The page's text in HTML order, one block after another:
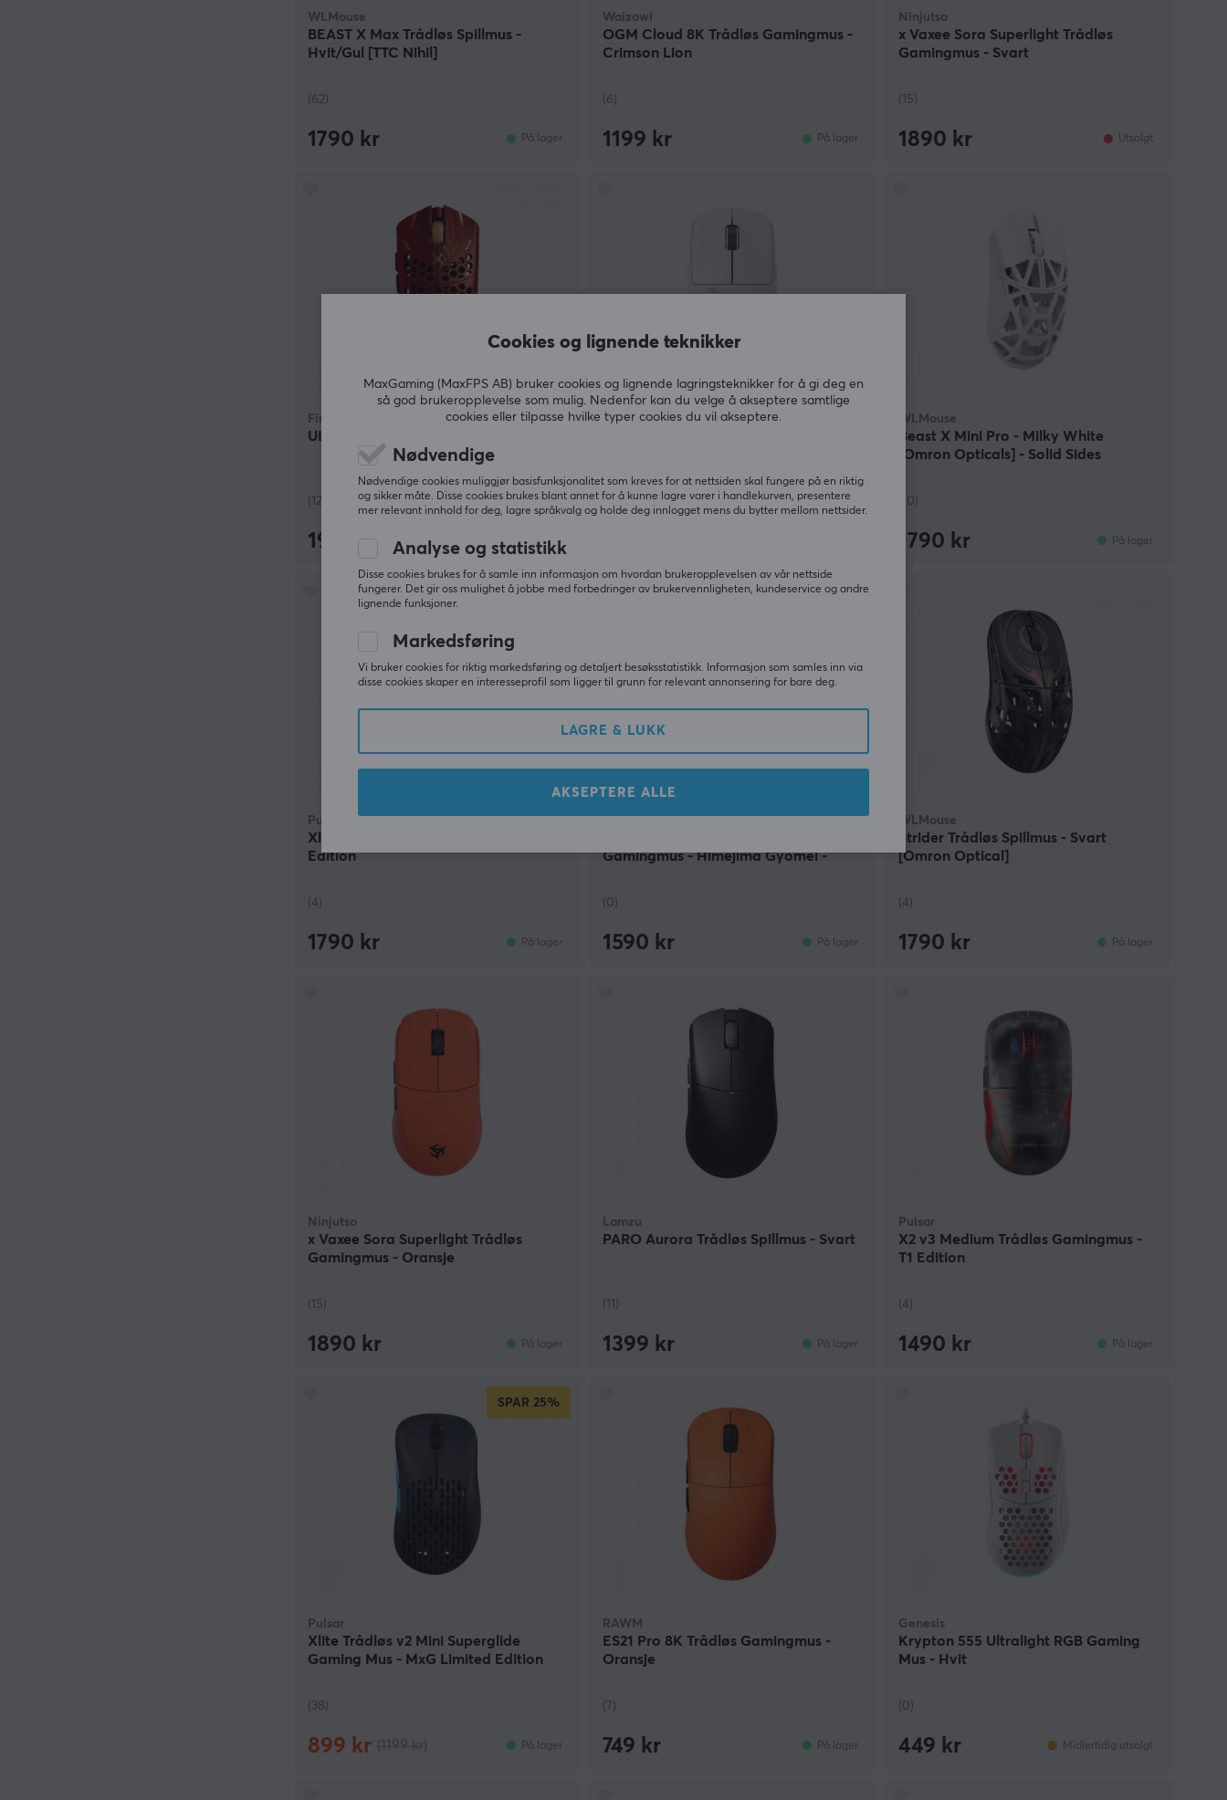
WLMouse
BEAST X Max Trådløs Spillmus -
Hvit/Gul [TTC Nihil]
(62)
1790 kr På lager
Waizowl
OGM Cloud 8K Trådløs Gamingmus -
Crimson Lion
(6)
1199 kr På lager
Ninjutso
x Vaxee Sora Superlight Trådløs
Gamingmus - Svart
(15)
1890 kr Utsolgt
Finalmouse
ULX Prophecy - Scream - Classic
(127)
1999 kr Utsolgt
Pulsar
(4)
WLMouse
Beast X Mini Pro - Milky White
[Omron Opticals] - Solid Sides
(10)
1790 kr På lager
Pulsar
Xlite v4 Mini Trådløs Spillmus - PRX
Edition
(4)
1790 kr På lager
Gamingmus - Himejima Gyomei -
(0)
1590 kr På lager
WLMouse
Strider Trådløs Spillmus - Svart
[Omron Optical]
(4)
1790 kr På lager
Ninjutso
x Vaxee Sora Superlight Trådløs
Gamingmus - Oransje
(15)
1890 kr På lager
Lamzu
PARO Aurora Trådløs Spillmus - Svart
(11)
1399 kr På lager
Pulsar
X2 v3 Medium Trådløs Gamingmus -
T1 Edition
(4)
1490 kr På lager
SPAR 25%
Pulsar
Xlite Trådløs v2 Mini Superglide
Gaming Mus - MxG Limited Edition
(38)
899 kr På lager
RAWM
ES21 Pro 8K Trådløs Gamingmus -
Oransje
(7)
749 kr På lager
Genesis
Krypton 555 Ultralight RGB Gaming
Mus - Hvit
(0)
449 kr Midlertidig utsolgt
Cookies og lignende teknikker
MaxGaming (MaxFPS AB) bruker cookies og lignende lagringsteknikker for å gi deg en
så god brukeropplevelse som mulig. Nedenfor kan du velge å akseptere samtlige
cookies eller tilpasse hvilke typer cookies du vil akseptere.
Nødvendige
Nødvendige cookies muliggjør basisfunksjonalitet som kreves for at nettsiden skal fungere på en riktig
og sikker måte. Disse cookies brukes blant annet for å kunne lagre varer i handlekurven, presentere
mer relevant innhold for deg, lagre språkvalg og holde deg innlogget mens du bytter mellom nettsider.
Analyse og statistikk
Disse cookies brukes for å samle inn informasjon om hvordan brukeropplevelsen av vår nettside
fungerer. Det gir oss mulighet å jobbe med forbedringer av brukervennligheten, kundeservice og andre
lignende funksjoner.
Markedsføring
Vi bruker cookies for riktig markedsføring og detaljert besøksstatistikk. Informasjon som samles inn via
disse cookies skaper en interesseprofil som ligger til grunn for relevant annonsering for bare deg.
LAGRE & LUKK
AKSEPTERE ALLE